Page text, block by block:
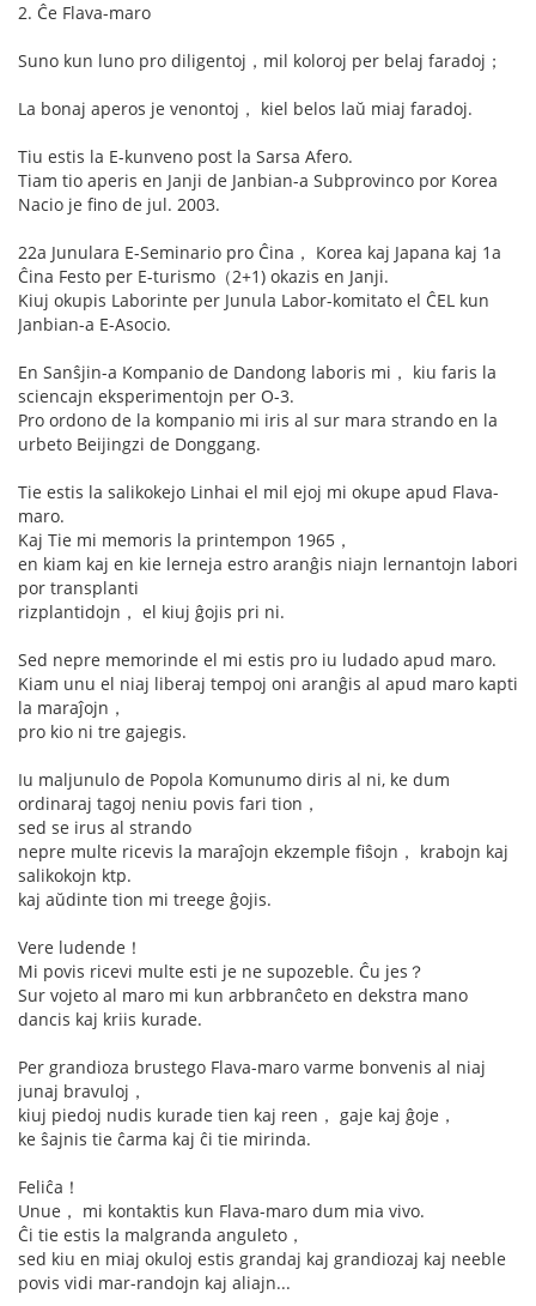
2. Ĉe Flava-maro
Suno kun luno pro diligentoj，mil koloroj per belaj faradoj；
La bonaj aperos je venontoj， kiel belos laŭ miaj faradoj.
Tiu estis la E-kunveno post la Sarsa Afero.
Tiam tio aperis en Janji de Janbian-a Subprovinco por Korea
Nacio je fino de jul. 2003.
22a Junulara E-Seminario pro Ĉina， Korea kaj Japana kaj 1a
Ĉina Festo per E-turismo（2+1) okazis en Janji.
Kiuj okupis Laborinte per Junula Labor-komitato el ĈEL kun
Janbian-a E-Asocio.
En Sanŝjin-a Kompanio de Dandong laboris mi， kiu faris la
sciencajn eksperimentojn per O-3.
Pro ordono de la kompanio mi iris al sur mara strando en la
urbeto Beijingzi de Donggang.
Tie estis la salikokejo Linhai el mil ejoj mi okupe apud Flava-
maro.
Kaj Tie mi memoris la printempon 1965，
en kiam kaj en kie lerneja estro aranĝis niajn lernantojn labori
por transplanti
rizplantidojn， el kiuj ĝojis pri ni.
Sed nepre memorinde el mi estis pro iu ludado apud maro.
Kiam unu el niaj liberaj tempoj oni aranĝis al apud maro kapti
la maraĵojn，
pro kio ni tre gajegis.
Iu maljunulo de Popola Komunumo diris al ni, ke dum
ordinaraj tagoj neniu povis fari tion，
sed se irus al strando
nepre multe ricevis la maraĵojn ekzemple fiŝojn， krabojn kaj
salikokojn ktp.
kaj aŭdinte tion mi treege ĝojis.
Vere ludende！
Mi povis ricevi multe esti je ne supozeble. Ĉu jes？
Sur vojeto al maro mi kun arbbranĉeto en dekstra mano
dancis kaj kriis kurade.
Per grandioza brustego Flava-maro varme bonvenis al niaj
junaj bravuloj，
kiuj piedoj nudis kurade tien kaj reen， gaje kaj ĝoje，
ke ŝajnis tie ĉarma kaj ĉi tie mirinda.
Feliĉa！
Unue， mi kontaktis kun Flava-maro dum mia vivo.
Ĉi tie estis la malgranda anguleto，
sed kiu en miaj okuloj estis grandaj kaj grandiozaj kaj neeble
povis vidi mar-randojn kaj aliajn...